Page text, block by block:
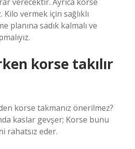
vermek için sağlıklı
planına sadık kalmalı ve
korse takılır
korse takmanız önerilmez?
kaslar gevşer; Korse bunu
rahatsız eder.